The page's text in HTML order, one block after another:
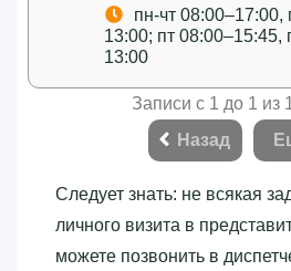
пн-чт
13:00; пт
13:00
Записи с 1 до 1 из
Назад
Следует знать: не всякая
личного визита в
можете позвонить в